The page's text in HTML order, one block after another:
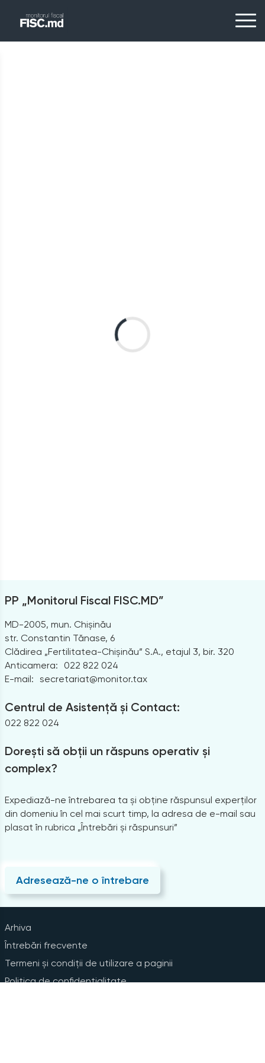
PP „Monitorul Fiscal FISC.MD”
MD-2005, mun. Chișinău
str. Constantin Tănase, 6
Clădirea „Fertilitatea-Chișinău” S.A., etajul 3, bir. 320
Anticamera:
022 822 024
E-mail: secretariat@monitor.tax
Centrul de Asistență și Contact:
022 822 024
Dorești să obții un răspuns operativ și
complex?
Expediază-ne întrebarea ta și obține răspunsul experților
din domeniu în cel mai scurt timp, la adresa de e-mail sau
plasat în rubrica „Întrebări și răspunsuri”
Adresează-ne o întrebare
Arhiva
Întrebări frecvente
Termeni și condiții de utilizare a paginii
Politica de confidențialitate